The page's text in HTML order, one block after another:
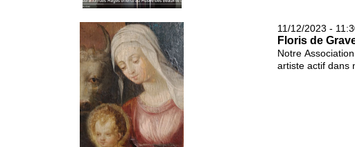
11/12/2023 -
Floris de
Notre
artiste actif dans